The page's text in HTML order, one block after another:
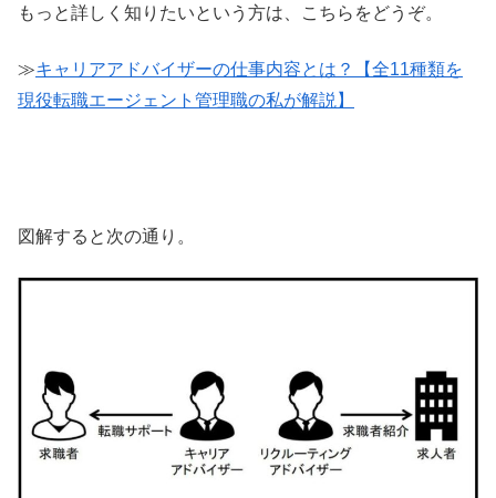
もっと詳しく知りたいという方は、こちらをどうぞ。
≫キャリアアドバイザーの仕事内容とは？【全11種類を
現役転職エージェント管理職の私が解説】
図解すると次の通り。